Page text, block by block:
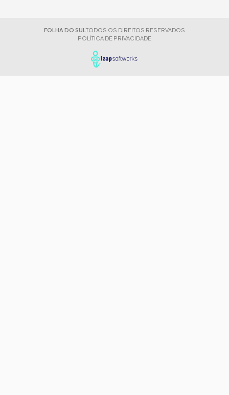
FOLHA DO SUL TODOS OS DIREITOS RESERVADOS
POLÍTICA DE PRIVACIDADE